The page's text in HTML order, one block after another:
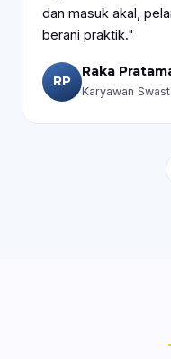
dan masuk akal,
berani praktik."
RP
Raka
Karyawan